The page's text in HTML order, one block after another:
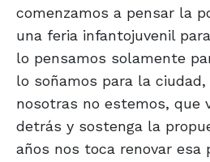
comenzamos a pensar la
una feria infantojuvenil
lo pensamos solamente
lo soñamos para la
nosotras no estemos, que
detrás y sostenga la
años nos toca renovar esa